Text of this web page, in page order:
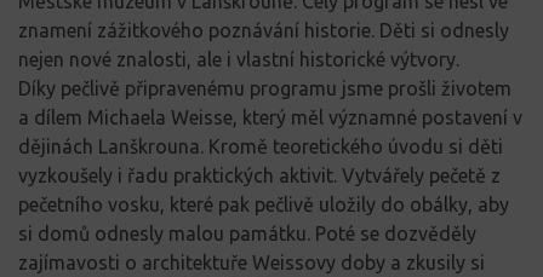
znamení zážitkového poznávání historie. Děti si odnesly
nejen nové znalosti, ale i vlastní historické výtvory.
Díky pečlivě připravenému programu jsme prošli životem
a dílem Michaela Weisse, který měl významné postavení v
dějinách Lanškrouna. Kromě teoretického úvodu si děti
vyzkoušely i řadu praktických aktivit. Vytvářely pečetě z
pečetního vosku, které pak pečlivě uložily do obálky, aby
si domů odnesly malou památku. Poté se dozvěděly
zajímavosti o architektuře Weissovy doby a zkusily si